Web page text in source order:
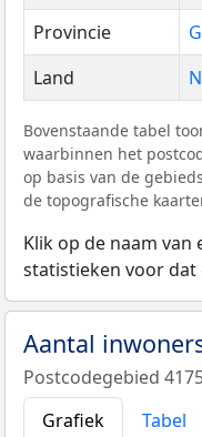
Provincie
Land
Bovenstaande tabel
waarbinnen het
op basis van de
de topografische
Klik op de naam
statistieken voor dat
Aantal
Postcodegebied
Grafiek
Tabel